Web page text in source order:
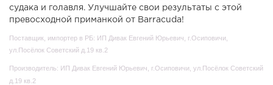
судака и голавля. Улучшайте свои результаты с этой
превосходной приманкой от Barracuda!
Поставщик, импортер в РБ: ИП Дивак Евгений Юрьевич, г.Осиповичи,
ул.Посёлок Советский д.19 кв.2
Производитель: ИП Дивак Евгений Юрьевич, г.Осиповичи, ул.Посёлок Советский
д.19 кв.2